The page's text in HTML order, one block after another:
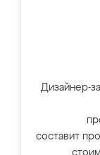
Дизайнер-
составит